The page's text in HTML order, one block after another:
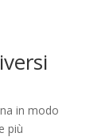
in modo
più